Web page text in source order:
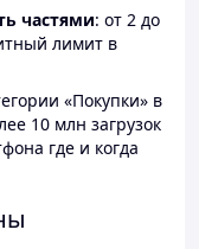
частями: от 2 до
лимит в
«Покупки» в
10 млн загрузок
где и когда